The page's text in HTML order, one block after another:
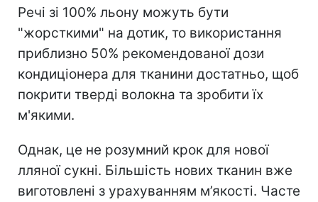
Речі зі 100% льону можуть бути
"жорсткими" на дотик, то використання
приблизно 50% рекомендованої дози
кондиціонера для тканини достатньо, щоб
покрити тверді волокна та зробити їх
м'якими.
Однак, це не розумний крок для нової
лляної сукні. Більшість нових тканин вже
виготовлені з урахуванням м’якості. Часте